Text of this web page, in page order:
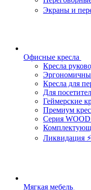
Экраны и
Офисные кресла
Кресла
Кресла для
Для
Геймерские
Премиум
Серия
Ликвидация ⚡
Мягкая мебель